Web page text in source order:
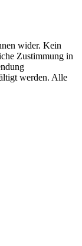
wider. Kein
Zustimmung in
werden. Alle